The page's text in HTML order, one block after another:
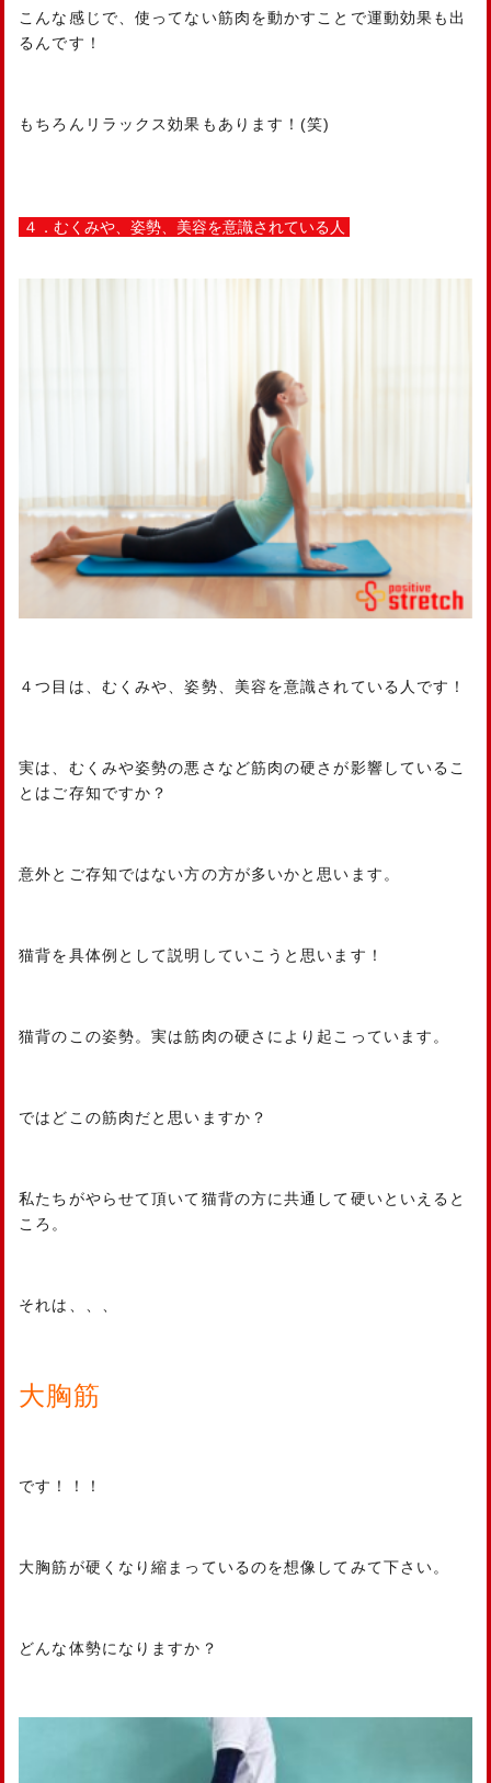
こんな感じで、使ってない筋肉を動かすことで運動効果も出
るんです！
もちろんリラックス効果もあります！(笑)
４．むくみや、姿勢、美容を意識されている人
４つ目は、むくみや、姿勢、美容を意識されている人です！
実は、むくみや姿勢の悪さなど筋肉の硬さが影響しているこ
とはご存知ですか？
意外とご存知ではない方の方が多いかと思います。
猫背を具体例として説明していこうと思います！
猫背のこの姿勢。実は筋肉の硬さにより起こっています。
ではどこの筋肉だと思いますか？
私たちがやらせて頂いて猫背の方に共通して硬いといえると
ころ。
それは、、、
大胸筋
です！！！
大胸筋が硬くなり縮まっているのを想像してみて下さい。
どんな体勢になりますか？